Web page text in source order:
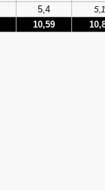
5,4 5,1
10,59